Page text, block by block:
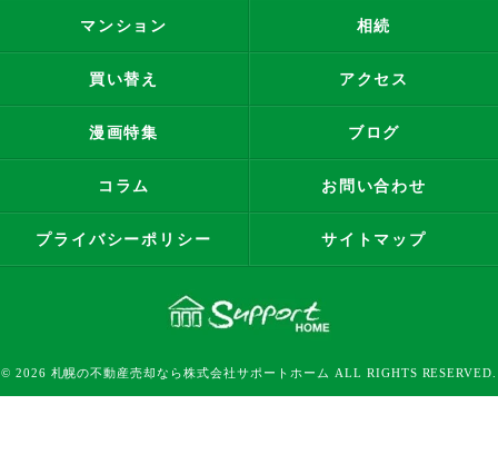
マンション 相続
買い替え アクセス
漫画特集 ブログ
コラム お問い合わせ
プライバシーポリシー サイトマップ
© 2026 札幌の不動産売却なら株式会社サポートホーム ALL RIGHTS RESERVED.